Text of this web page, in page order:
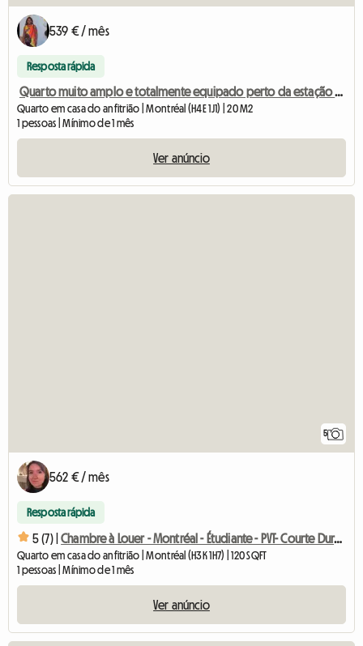
539 € / mês
Resposta rápida
Quarto muito amplo e totalmente equipado perto da estação de metrô Jolicoeur.
Quarto em casa do anfitrião | Montréal (H4E 1J1) | 20 M2
1 pessoas | Mínimo de 1 mês
Ver anúncio
5
562 € / mês
Resposta rápida
5 (7) | Chambre à Louer - Montréal - Étudiante - PVT- Courte Durée
Quarto em casa do anfitrião | Montréal (H3K 1H7) | 120 SQFT
1 pessoas | Mínimo de 1 mês
Ver anúncio